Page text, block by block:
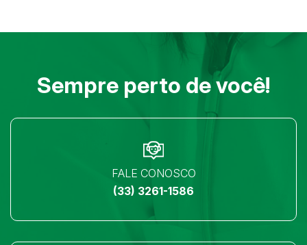
Sempre perto de você!
FALE CONOSCO
(33) 3261-1586